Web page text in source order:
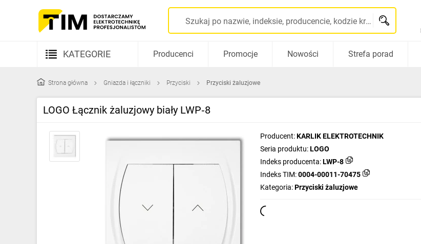
Szukaj po nazwie, indeksie, producencie, kodzie kreskowym...
KATEGORIE
Kable i przewody
Rozdzielnice i obudowy
Elementy prowadzenia kabli
Fotowoltaika
Producenci Promocje Nowości Strefa porad
Strona główna Gniazda i łączniki Przyciski Przyciski żaluzjowe
LOGO Łącznik żaluzjowy biały LWP‑8
Producent:KARLIK ELEKTROTECHNIK
Seria produktu:LOGO
Indeks producenta:LWP-8
Indeks TIM:0004-00011-70475
Kategoria:Przyciski żaluzjowe